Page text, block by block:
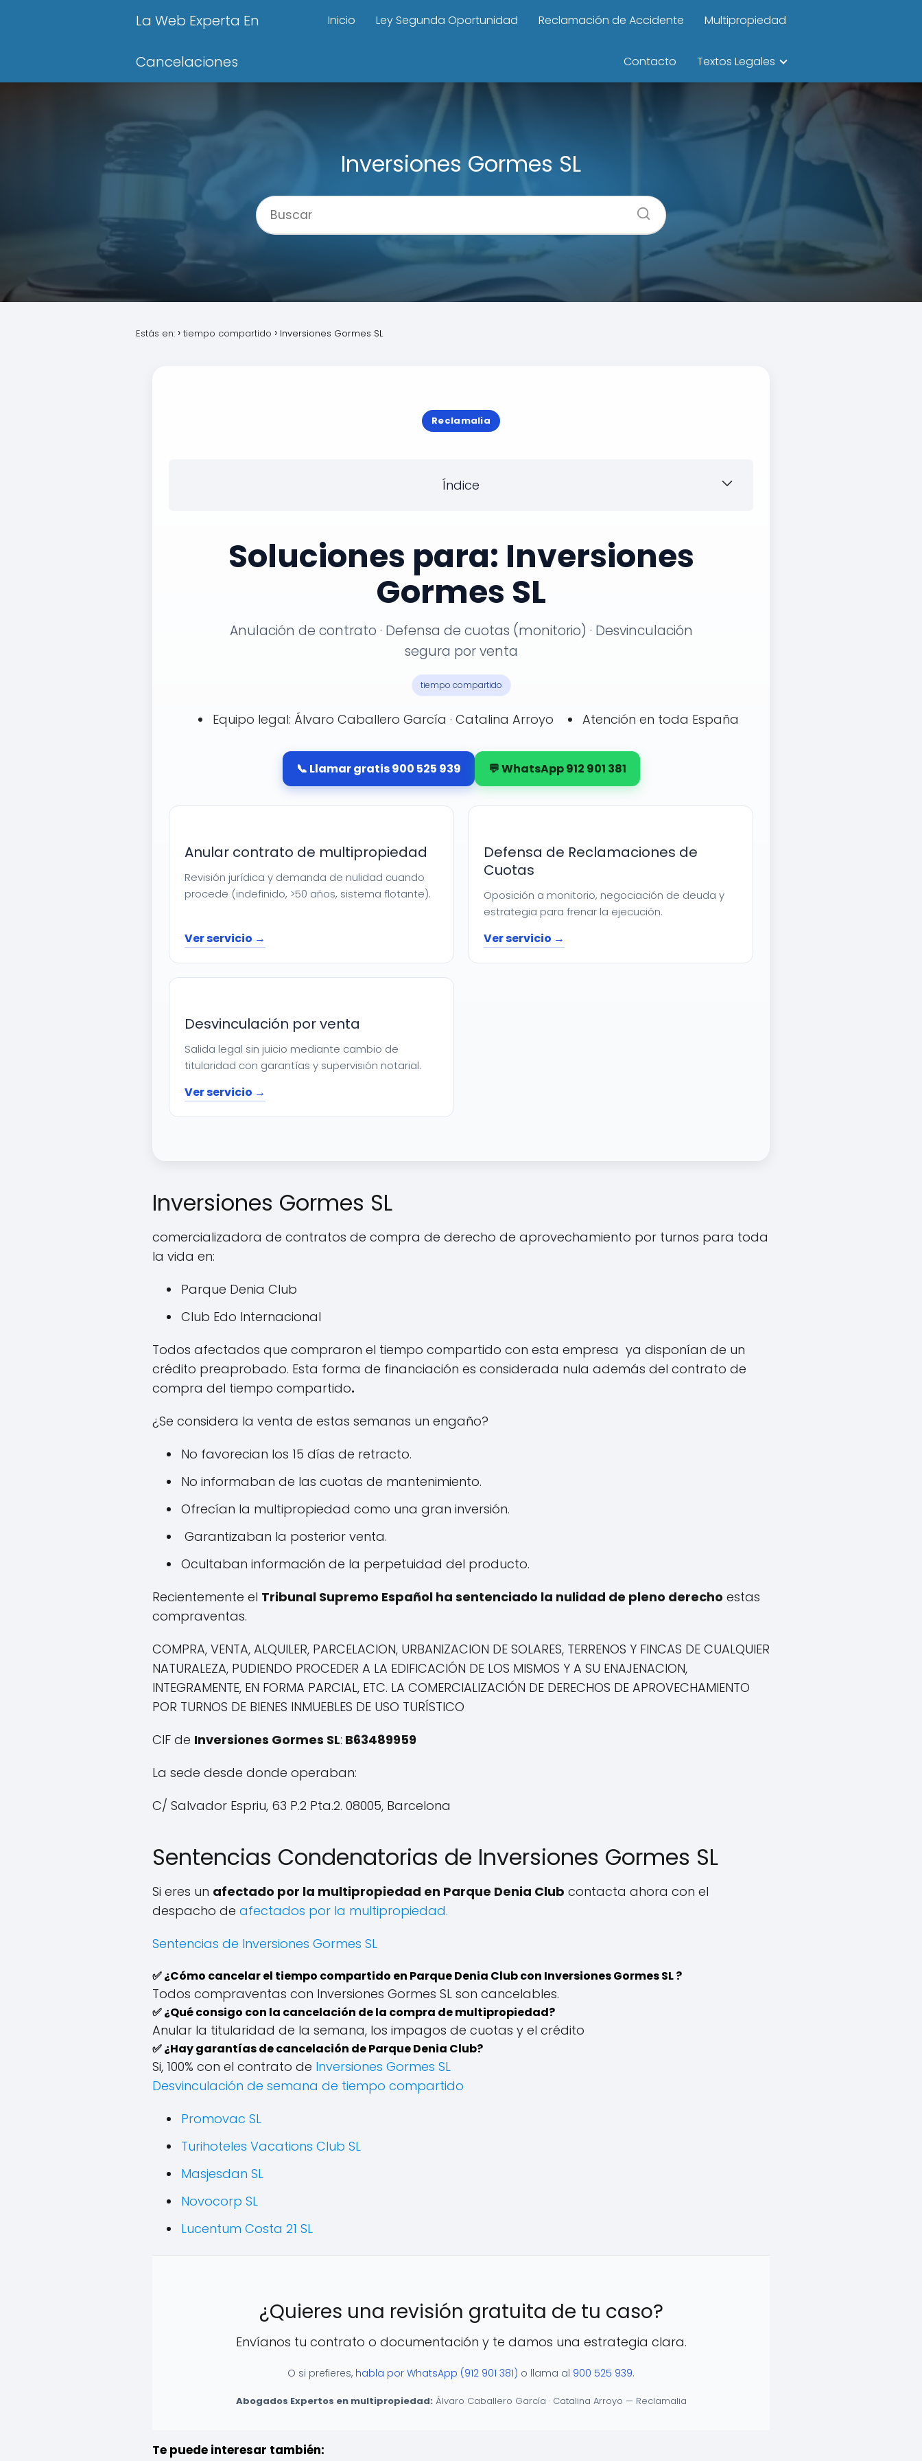
La Web Experta En
Cancelaciones
Inicio Ley Segunda Oportunidad Reclamación de Accidente Multipropiedad
Contacto Textos Legales
Inversiones Gormes SL
Estás en: tiempo compartido Inversiones Gormes SL
Reclamalia
Índice
Soluciones para: Inversiones
Gormes SL
Anulación de contrato · Defensa de cuotas (monitorio) · Desvinculación
segura por venta
tiempo compartido
Equipo legal: Álvaro Caballero García · Catalina Arroyo Atención en toda España
📞 Llamar gratis 900 525 939 💬 WhatsApp 912 901 381
Anular contrato de multipropiedad
Revisión jurídica y demanda de nulidad cuando
procede (indefinido, >50 años, sistema flotante).
Ver servicio →
Defensa de Reclamaciones de
Cuotas
Oposición a monitorio, negociación de deuda y
estrategia para frenar la ejecución.
Ver servicio →
Desvinculación por venta
Salida legal sin juicio mediante cambio de
titularidad con garantías y supervisión notarial.
Ver servicio →
Inversiones Gormes SL
comercializadora de contratos de compra de derecho de aprovechamiento por turnos para toda
la vida en:
Parque Denia Club
Club Edo Internacional
Todos afectados que compraron el tiempo compartido con esta empresa ya disponían de un
crédito preaprobado. Esta forma de financiación es considerada nula además del contrato de
compra del tiempo compartido.
¿Se considera la venta de estas semanas un engaño?
No favorecian los 15 días de retracto.
No informaban de las cuotas de mantenimiento.
Ofrecían la multipropiedad como una gran inversión.
Garantizaban la posterior venta.
Ocultaban información de la perpetuidad del producto.
Recientemente el Tribunal Supremo Español ha sentenciado la nulidad de pleno derecho estas
compraventas.
COMPRA, VENTA, ALQUILER, PARCELACION, URBANIZACION DE SOLARES, TERRENOS Y FINCAS DE CUALQUIER
NATURALEZA, PUDIENDO PROCEDER A LA EDIFICACIÓN DE LOS MISMOS Y A SU ENAJENACION,
INTEGRAMENTE, EN FORMA PARCIAL, ETC. LA COMERCIALIZACIÓN DE DERECHOS DE APROVECHAMIENTO
POR TURNOS DE BIENES INMUEBLES DE USO TURÍSTICO
CIF de Inversiones Gormes SL: B63489959
La sede desde donde operaban:
C/ Salvador Espriu, 63 P.2 Pta.2. 08005, Barcelona
Sentencias Condenatorias de Inversiones Gormes SL
Si eres un afectado por la multipropiedad en Parque Denia Club contacta ahora con el
despacho de afectados por la multipropiedad.
Sentencias de Inversiones Gormes SL
✅¿Cómo cancelar el tiempo compartido en Parque Denia Club con Inversiones Gormes SL ?
Todos compraventas con Inversiones Gormes SL son cancelables.
✅¿Qué consigo con la cancelación de la compra de multipropiedad?
Anular la titularidad de la semana, los impagos de cuotas y el crédito
✅¿Hay garantías de cancelación de Parque Denia Club?
Si, 100% con el contrato de Inversiones Gormes SL
Desvinculación de semana de tiempo compartido
Promovac SL
Turihoteles Vacations Club SL
Masjesdan SL
Novocorp SL
Lucentum Costa 21 SL
¿Quieres una revisión gratuita de tu caso?
Envíanos tu contrato o documentación y te damos una estrategia clara.
O si prefieres, habla por WhatsApp (912 901 381) o llama al 900 525 939.
Abogados Expertos en multipropiedad: Álvaro Caballero García · Catalina Arroyo — Reclamalia
Te puede interesar también: